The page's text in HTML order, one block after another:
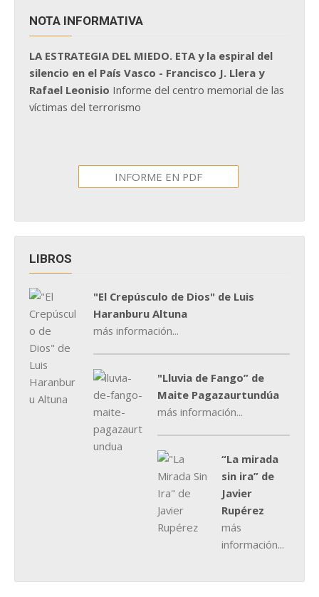
NOTA INFORMATIVA
LA ESTRATEGIA DEL MIEDO. ETA y la espiral del
silencio en el País Vasco - Francisco J. Llera y
Rafael Leonisio Informe del centro memorial de las
víctimas del terrorismo
INFORME EN PDF
LIBROS
"El Crepúsculo de Dios" de Luis
Haranburu Altuna
más información...
"Lluvia de Fango” de
Maite Pagazaurtundúa
más información...
“La mirada
sin ira” de
Javier
Rupérez
más
información...